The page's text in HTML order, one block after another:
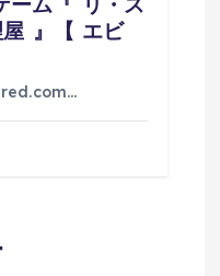
屋 』【 エビ